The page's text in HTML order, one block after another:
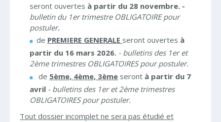
seront ouvertes à partir du 28 novembre. -
bulletin du 1er trimestre OBLIGATOIRE pour
postuler.
de PREMIERE GENERALE seront ouvertes à
partir du 16 mars 2026. - bulletins des 1er et
2ème trimestres OBLIGATOIRES pour postuler.
de 5ème, 4ème, 3ème seront à partir du 7
avril - bulletins des 1er et 2ème trimestres
OBLIGATOIRES pour postuler.
Tout dossier incomplet ne sera pas étudié et